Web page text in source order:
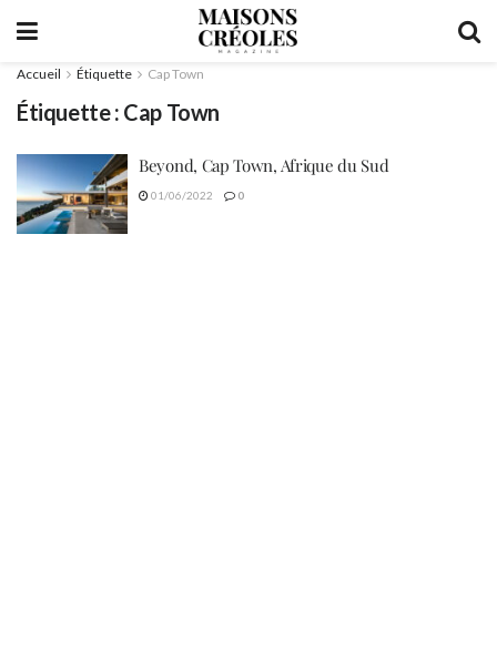
Accueil Étiquette Cap Town
Étiquette : Cap Town
Beyond, Cap Town, Afrique du Sud
01/06/2022 0